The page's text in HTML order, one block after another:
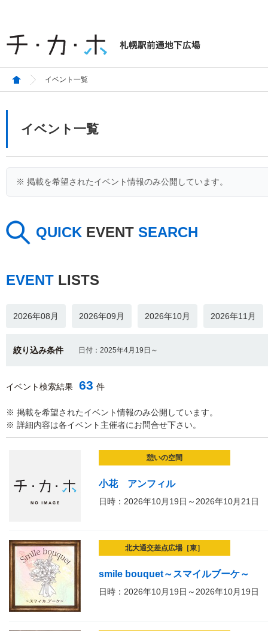
イベント一覧
イベント一覧
※ 掲載を希望されたイベント情報のみ公開しています。
QUICK EVENT SEARCH
EVENT LISTS
2026年08月 2026年09月 2026年10月 2026年11月
絞り込み条件 日付：2025年4月19日～
イベント検索結果 63 件
※ 掲載を希望されたイベント情報のみ公開しています。
※ 詳細内容は各イベント主催者にお問合せ下さい。
憩いの空間
小花 アンフィル
日時：2026年10月19日～2026年10月21日
北大通交差点広場［東］
smile bouquet～スマイルブーケ～
日時：2026年10月19日～2026年10月19日